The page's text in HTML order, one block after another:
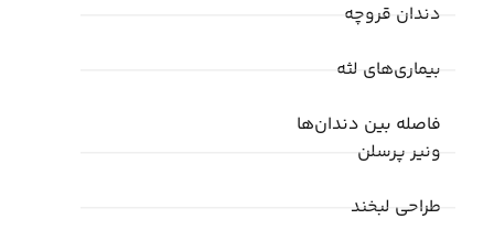
دندان قروچه
بیماری‌های لثه
فاصله بین دندان‌ها
ونیر پرسلن
طراحی لبخند